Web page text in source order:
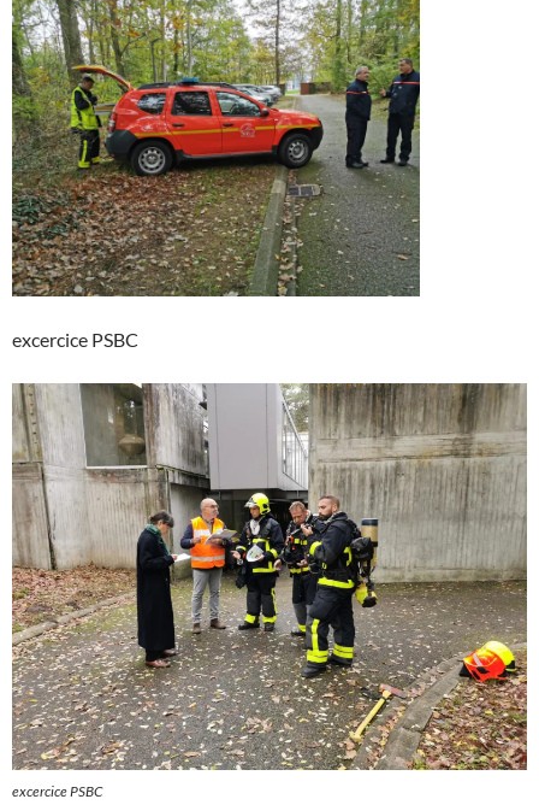
excercice PSBC
excercice PSBC